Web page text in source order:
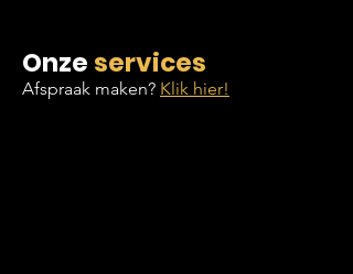
Onze services
Afspraak maken? Klik hier!